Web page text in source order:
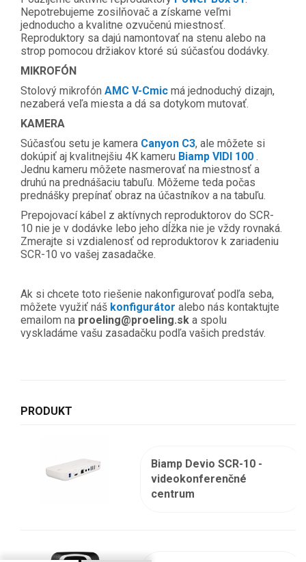
Nepotrebujeme zosilňovač a získame veľmi
jednoducho a kvalitne ozvučenú miestnosť.
Reproduktory sa dajú namontovať na stenu alebo na
strop pomocou držiakov ktoré sú súčasťou dodávky.
MIKROFÓN
Stolový mikrofón AMC V-Cmic má jednoduchý dizajn,
nezaberá veľa miesta a dá sa dotykom mutovať.
KAMERA
Súčasťou setu je kamera Canyon C3, ale môžete si
dokúpiť aj kvalitnejšiu 4K kameru Biamp VIDI 100 .
Jednu kameru môžete nasmerovať na miestnosť a
druhú na prednášaciu tabuľu. Môžeme teda počas
prednášky prepínať obraz na účastníkov a na tabuľu.
Prepojovací kábel z aktívnych reproduktorov do SCR-
10 nie je v dodávke lebo jeho dĺžka nie je vždy rovnaká.
Zmerajte si vzdialenosť od reproduktorov k zariadeniu
SCR-10 vo vašej zasadačke.
Ak si chcete toto riešenie nakonfigurovať podľa seba,
môžete využiť náš konfigurátor alebo nás kontaktujte
emailom na proeling@proeling.sk a spolu
vyskladáme vašu zasadačku podľa vašich predstáv.
PRODUKT
Biamp Devio SCR-10 -
videokonferenčné
centrum